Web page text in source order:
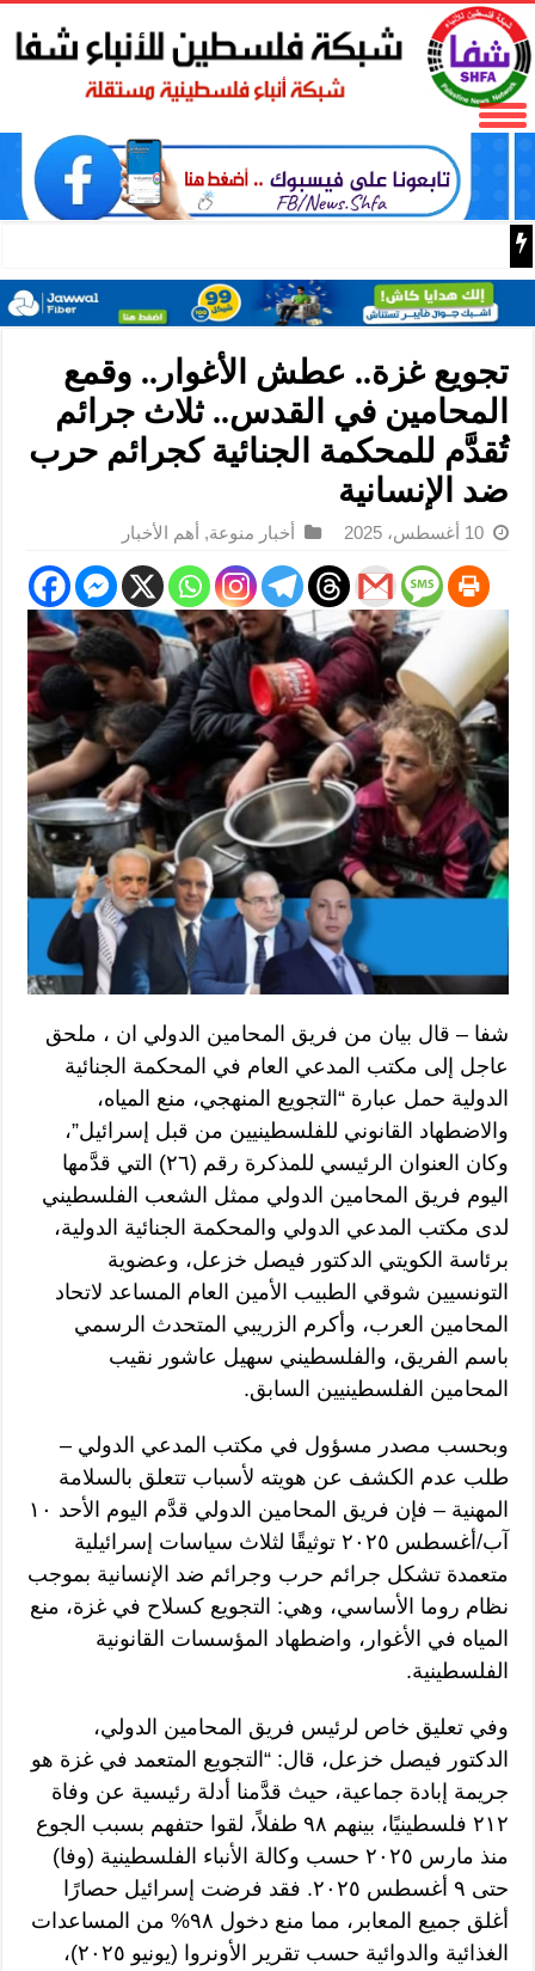
المكتب الحركي للعمال إقليم غرب غزة يختتم الدورة
تجويع غزة.. عطش الأغوار.. وقمع
المحامين في القدس.. ثلاث جرائم
تُقدَّم للمحكمة الجنائية كجرائم حرب
ضد الإنسانية
10 أغسطس، 2025 أخبار منوعة, أهم الأخبار
شفا – قال بيان من فريق المحامين الدولي ان ، ملحق
عاجل إلى مكتب المدعي العام في المحكمة الجنائية
الدولية حمل عبارة “التجويع المنهجي، منع المياه،
والاضطهاد القانوني للفلسطينيين من قبل إسرائيل”،
وكان العنوان الرئيسي للمذكرة رقم (٢٦) التي قدَّمها
اليوم فريق المحامين الدولي ممثل الشعب الفلسطيني
لدى مكتب المدعي الدولي والمحكمة الجنائية الدولية،
برئاسة الكويتي الدكتور فيصل خزعل، وعضوية
التونسيين شوقي الطبيب الأمين العام المساعد لاتحاد
المحامين العرب، وأكرم الزريبي المتحدث الرسمي
باسم الفريق، والفلسطيني سهيل عاشور نقيب
المحامين الفلسطينيين السابق.
وبحسب مصدر مسؤول في مكتب المدعي الدولي –
طلب عدم الكشف عن هويته لأسباب تتعلق بالسلامة
المهنية – فإن فريق المحامين الدولي قدَّم اليوم الأحد ١٠
آب/أغسطس ٢٠٢٥ توثيقًا لثلاث سياسات إسرائيلية
متعمدة تشكل جرائم حرب وجرائم ضد الإنسانية بموجب
نظام روما الأساسي، وهي: التجويع كسلاح في غزة، منع
المياه في الأغوار، واضطهاد المؤسسات القانونية
الفلسطينية.
وفي تعليق خاص لرئيس فريق المحامين الدولي،
الدكتور فيصل خزعل، قال: “التجويع المتعمد في غزة هو
جريمة إبادة جماعية، حيث قدَّمنا أدلة رئيسية عن وفاة
٢١٢ فلسطينيًا، بينهم ٩٨ طفلاً، لقوا حتفهم بسبب الجوع
منذ مارس ٢٠٢٥ حسب وكالة الأنباء الفلسطينية (وفا)
حتى ٩ أغسطس ٢٠٢٥. فقد فرضت إسرائيل حصارًا
أغلق جميع المعابر، مما منع دخول ٩٨% من المساعدات
الغذائية والدوائية حسب تقرير الأونروا (يونيو ٢٠٢٥)،